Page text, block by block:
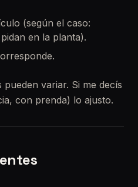
(según el caso:
en la planta).
variar. Si me decís
con prenda) lo ajusto.